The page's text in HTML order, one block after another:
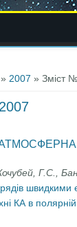
» 2007 » Зміст
Г.С.,
швидкими
КА в